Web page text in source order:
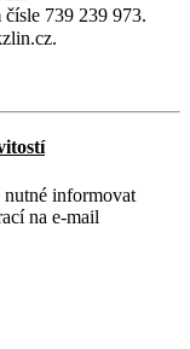
739 239 973.
.
informovat
na e-mail